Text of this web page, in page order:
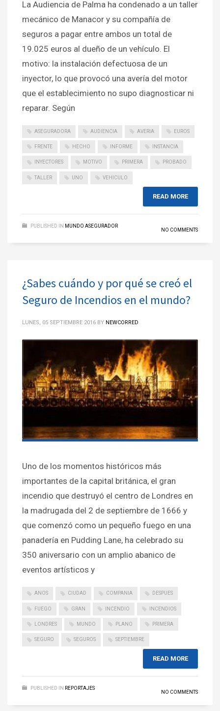
La Audiencia de Palma ha condenado a un taller
mecánico de Manacor y su compañía de
seguros a pagar entre ambos un total de
19.025 euros al dueño de un vehículo. El
motivo: la instalación defectuosa de un
inyector, lo que provocó una avería del motor
que el establecimiento no supo diagnosticar ni
reparar. Según
ASEGURADORA AUDIENCIA AVERIA EUROS
FRENTE HECHO INFORME INSTANCIA
INYECTORES MOTIVO PRIMERA PROBADO
TALLER UNO VEHICULO
READ MORE
PUBLISHED IN MUNDO ASEGURADOR
NO COMMENTS
¿Sabes cuándo y por qué se creó el
Seguro de Incendios en el mundo?
LUNES, 05 SEPTIEMBRE 2016 BY NEWCORRED
Uno de los momentos históricos más
importantes de la capital británica, el gran
incendio que destruyó el centro de Londres en
la madrugada del 2 de septiembre de 1666 y
que comenzó como un pequeño fuego en una
panadería en Pudding Lane, ha celebrado su
350 aniversario con un amplio abanico de
eventos artísticos y
ANOS CIUDAD COMPANIA DESPUES
FUEGO GRAN INCENDIO INCENDIOS
LONDRES MUNDO PLANO PRIMERA
SEGURO SEGUROS SEPTIEMBRE
READ MORE
PUBLISHED IN REPORTAJES
NO COMMENTS